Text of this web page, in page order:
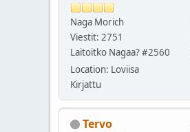
Naga Morich
Viestit: 2751
Laitoitko Nagaa? #2560
Location: Loviisa
Kirjattu
Tervo